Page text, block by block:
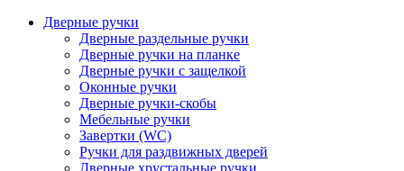
Дверные ручки
Дверные раздельные ручки
Дверные ручки на планке
Дверные ручки с защелкой
Оконные ручки
Дверные ручки-скобы
Мебельные ручки
Завертки (WC)
Ручки для раздвижных дверей
Дверные хрустальные ручки